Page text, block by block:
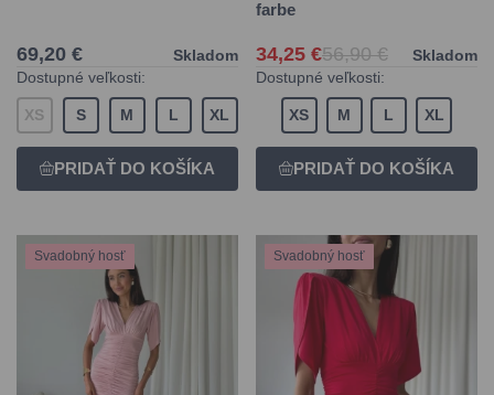
69,20 €
Skladom
Dostupné veľkosti:
XS S M L XL
farbe
34,25 €56,90 €
Skladom
Dostupné veľkosti:
XS M L XL
Svadobný hosť Svadobný hosť